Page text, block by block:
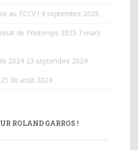
au TCCV ! 4 septembre 2025
de Printemps 2025 7 mars
2024 23 septembre 2024
30 août 2024
ROLAND GARROS !